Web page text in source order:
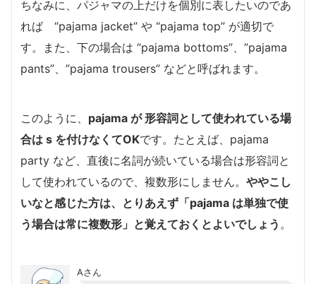
ちなみに、パジャマの上だけを個別に表したいのであ
れば “pajama jacket” や “pajama top” が適切で
す。また、下の場合は “pajama bottoms”、”pajama
pants”、”pajama trousers” などと呼ばれます。
このように、 pajama が 形容詞として使われている場
合は s を付けなくてOKです。たとえば、pajama
party など、直後に名詞が続いている場合は形容詞と
して使われているので、複数形にしません。 ややこし
いなと感じた方は、とりあえず「pajama は単独で使
う場合は常に複数形」と覚えておくとよいでしょう 。
Aさん